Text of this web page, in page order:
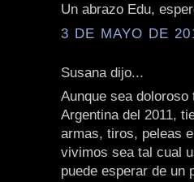
Un abrazo Edu,
3 DE MAYO DE
Susana dijo...
Aunque sea
Argentina del 2011,
armas, tiros, peleas
vivimos sea tal cual
puede esperar de un